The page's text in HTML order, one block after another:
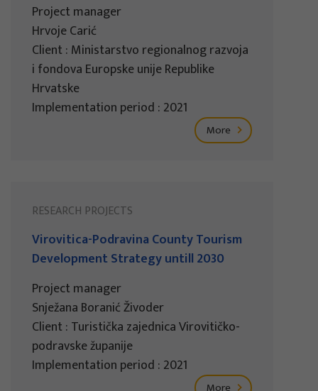
Project manager
Hrvoje Carić
Client : Ministarstvo regionalnog razvoja
i fondova Europske unije Republike
Hrvatske
Implementation period : 2021
More
RESEARCH PROJECTS
Virovitica-Podravina County Tourism
Development Strategy untill 2030
Project manager
Snježana Boranić Živoder
Client : Turistička zajednica Virovitičko-
podravske županije
Implementation period : 2021